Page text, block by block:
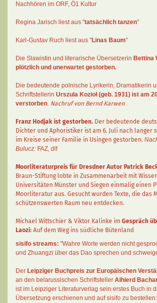
Nachhören im ORF, Ö1 Kultur
Regina Jarisch liest aus "tatsächlich tanzen"
Karl-Gustav Ruch liest aus "Linas Baum"
Die Slawistin und literarische Übersetzerin Bettina
plötzlich und unerwartet gestorben.
Die bedeutende polnische Lyrikerin, Dramatikerin
Schriftstellerin Urszula Kozioł (geb. 1931) ist am
verstorben. Nachruf von Bernd Karwen
Franz Hodjak ist gestorben. Der bedeutende
Dichter und Aphoristiker ist am 6. Juli nach langer
im Kreise seiner Familie in Usingen gestorben.
Bulucz: FAZ, dlf
Moorliteraturpreis für Dresdner Autor Patrick
Braun-Stiftung lobte in Zusammenarbeit mit
Universitäten Münster und Siegen einmalig einen
Moorliteratur aus. Gesucht wurden Texte, die das
schützenswerten Raum neu entdecken.
Michael Wittschier & Viktor Kalinke im Gespräch
Laozi: Auf dem Weg ins südliche Bütenland
sisifo streams: "Wahre Worte werden nicht
und Zhuangzi über das Dao sprechen und
Der Leipziger Buchpreis zur Europäischen
an den belarussischen Schriftsteller Alhierd
ist im Leipziger Literaturverlag sein erstes Buch in
Übersetzung erschienen und auf sisifo zu